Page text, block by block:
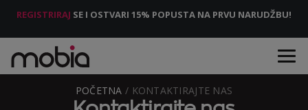
REGISTRIRAJ SE I OSTVARI 15% POPUSTA NA PRVU NARUDŽBU!
POČETNA / KONTAKTIRAJTE NAS